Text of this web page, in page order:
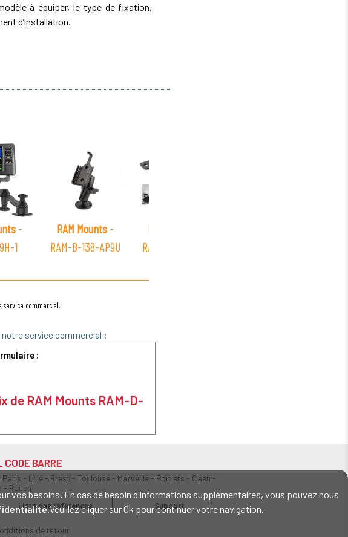
vos besoins. En cas de besoin d'informations supplémentaires, vous pouvez nous
.Veuillez cliquer sur Ok pour continuer votre navigation.
à équiper, le type de fixation,
d’installation.
-
1
RAM Mounts-
RAM-B-138-AP9U
RAM Mounts
RAM-VC-LEG-109
service commercial.
service commercial :
:
de RAM Mounts RAM-D-
BARRE
- Lille - Brest - Toulouse - Marseille - Poitiers - Caen -
- Rouen
Liste des références Support
de retour